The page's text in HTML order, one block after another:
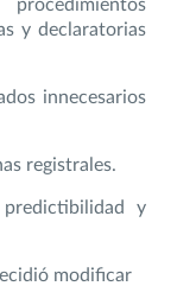
y declaratorias
innecesarios
registrales.
y
modificar